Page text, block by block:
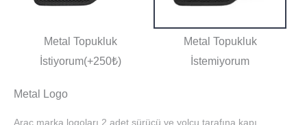
Metal Topukluk
İstiyorum(+250₺)
Metal Topukluk
İstemiyorum
Metal Logo
Araç marka logoları 2 adet sürücü ve yolcu tarafına kapı